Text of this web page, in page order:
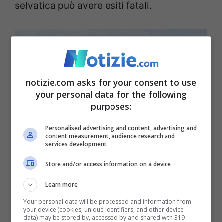
selvatica può avere esiti fatali.
Villaggio in Indonesia -Ansa- Notizie.com
Purtroppo, questo drammatico evento non
rappresenta un caso isolato in Indonesia.
notizie.com asks for your consent to use
your personal data for the following
purposes:
Personalised advertising and content, advertising and
content measurement, audience research and
services development
Store and/or access information on a device
Learn more
Your personal data will be processed and information from
your device (cookies, unique identifiers, and other device
data) may be stored by, accessed by and shared with 319